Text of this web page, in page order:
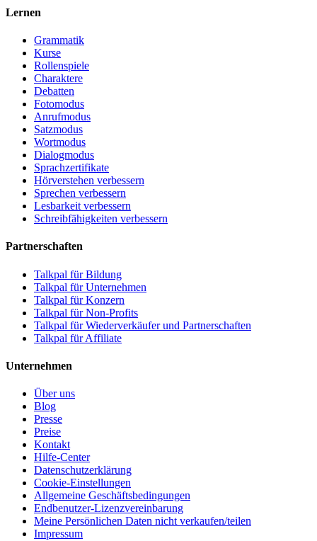
Lernen
Grammatik
Kurse
Rollenspiele
Charaktere
Debatten
Fotomodus
Anrufmodus
Satzmodus
Wortmodus
Dialogmodus
Sprachzertifikate
Hörverstehen verbessern
Sprechen verbessern
Lesbarkeit verbessern
Schreibfähigkeiten verbessern
Partnerschaften
Talkpal für Bildung
Talkpal für Unternehmen
Talkpal für Konzern
Talkpal für Non-Profits
Talkpal für Wiederverkäufer und Partnerschaften
Talkpal für Affiliate
Unternehmen
Über uns
Blog
Presse
Preise
Kontakt
Hilfe-Center
Datenschutzerklärung
Cookie-Einstellungen
Allgemeine Geschäftsbedingungen
Endbenutzer-Lizenzvereinbarung
Meine Persönlichen Daten nicht verkaufen/teilen
Impressum